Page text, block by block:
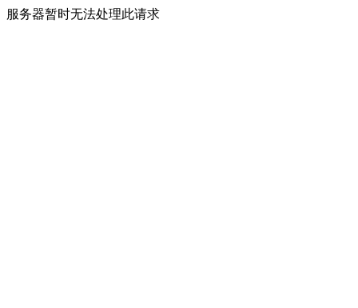
服务器暂时无法处理此请求